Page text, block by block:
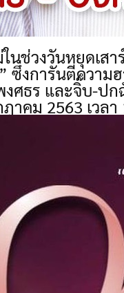
ในช่วงวันหยุดเ
ซึ่งการันตีความ
ศธร และจิ๊บ-ป
าคม 2563 เวล